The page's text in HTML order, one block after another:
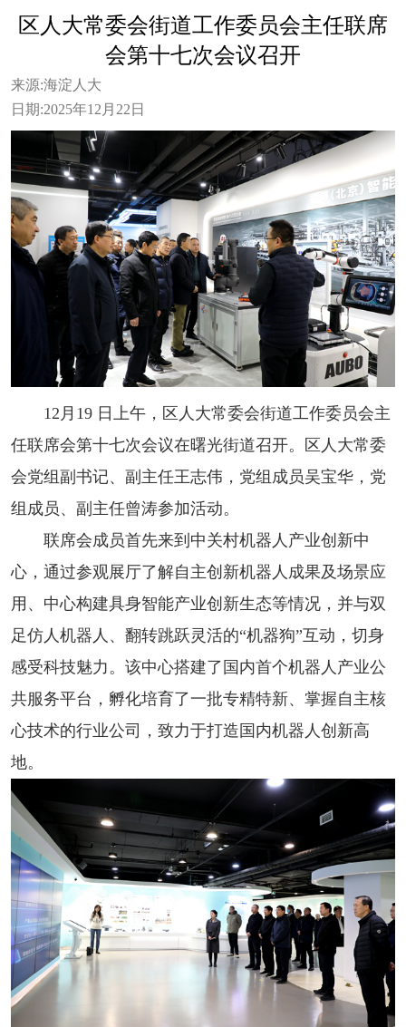
区人大常委会街道工作委员会主任联席
会第十七次会议召开
来源:海淀人大
日期:2025年12月22日
12月19 日上午，区人大常委会街道工作委员会主
任联席会第十七次会议在曙光街道召开。区人大常委
会党组副书记、副主任王志伟，党组成员吴宝华，党
组成员、副主任曾涛参加活动。
联席会成员首先来到 中关村机器人产业创新中
心，通过参观展厅了解自主创新机器人成果及场景应
用、中心构建具身智能产业创新生态等情况，并与双
足仿人机器人、翻转跳跃灵活的“机器狗”互动，切身
感受科技魅力。该中心搭建了国内首个机器人产业公
共服务平台，孵化培育了一批专精特新、掌握自主核
心技术的行业公司，致力于打造国内机器人创新高
地。